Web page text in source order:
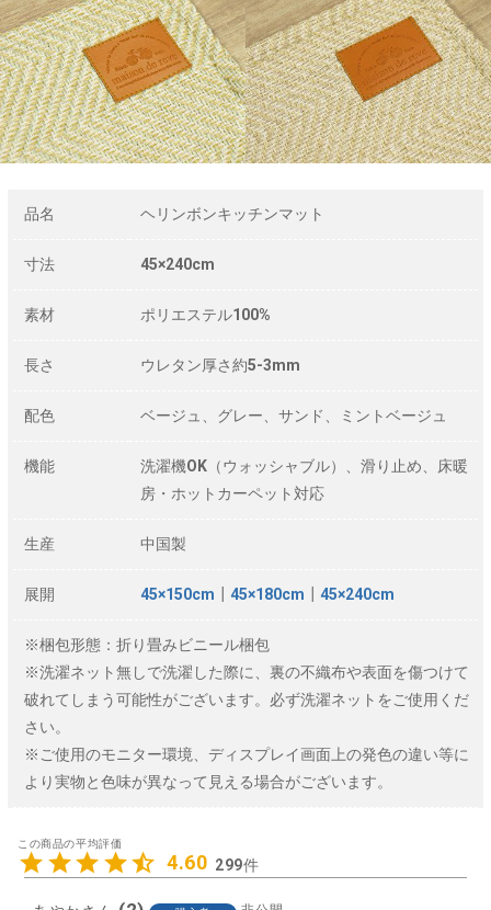
品名 ヘリンボンキッチンマット
寸法 45×240cm
素材 ポリエステル100%
長さ ウレタン厚さ約5-3mm
配色 ベージュ、グレー、サンド、ミントベージュ
機能
洗濯機OK（ウォッシャブル）、滑り止め、床暖
房・ホットカーペット対応
生産 中国製
展開 45×150cm 45×180cm 45×240cm
※梱包形態：折り畳みビニール梱包
※洗濯ネット無しで洗濯した際に、裏の不織布や表面を傷つけて
破れてしまう可能性がございます。必ず洗濯ネットをご使用くだ
さい。
※ご使用のモニター環境、ディスプレイ画面上の発色の違い等に
より実物と色味が異なって見える場合がございます。
4.60 299